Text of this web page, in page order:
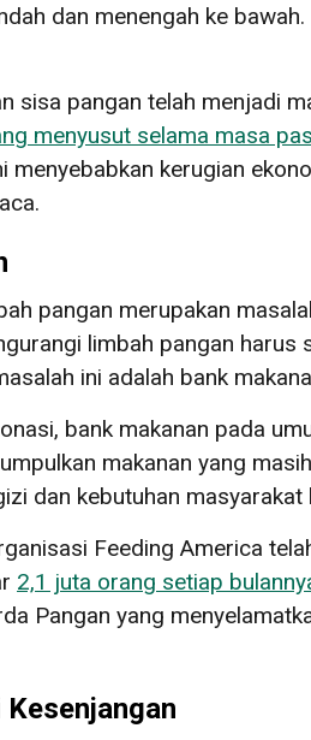
dan menengah ke
sisa pangan telah menjadi
menyusut selama masa
menyebabkan kerugian
pangan merupakan
limbah pangan
ini adalah bank
bank makanan pada
makanan yang
dan kebutuhan
Feeding America
2,1 juta orang setiap
Pangan yang